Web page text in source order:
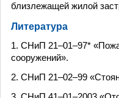
близлежащей жилой
Литература
1. СНиП 21–01–97*
сооружений».
2. СНиП 21–02–99